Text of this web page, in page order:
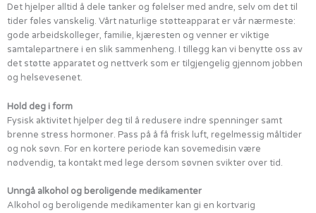
Det hjelper alltid å dele tanker og følelser med andre, selv om det til
tider føles vanskelig. Vårt naturlige støtteapparat er vår nærmeste:
gode arbeidskolleger, familie, kjæresten og venner er viktige
samtalepartnere i en slik sammenheng. I tillegg kan vi benytte oss av
det støtte apparatet og nettverk som er tilgjengelig gjennom jobben
og helsevesenet.
Hold deg i form
Fysisk aktivitet hjelper deg til å redusere indre spenninger samt
brenne stress hormoner. Pass på å få frisk luft, regelmessig måltider
og nok søvn. For en kortere periode kan sovemedisin være
nødvendig, ta kontakt med lege dersom søvnen svikter over tid.
Unngå alkohol og beroligende medikamenter
Alkohol og beroligende medikamenter kan gi en kortvarig